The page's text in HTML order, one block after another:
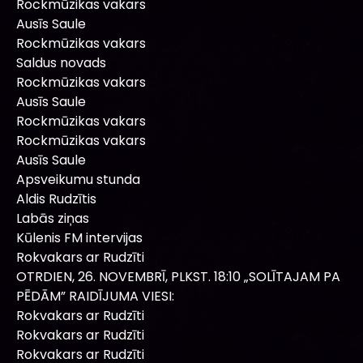
Rockmūzikas vakars
Ausīs Saule
Rockmūzikas vakars
Saldus novads
Rockmūzikas vakars
Ausīs Saule
Rockmūzikas vakars
Rockmūzikas vakars
Ausīs Saule
Apsveikumu stunda
Aldis Rudzītis
Labās ziņas
Kūlenis FM intervijas
Rokvakars ar Rudzīti
OTRDIEN, 26. NOVEMBRĪ, PLKST. 18:10 „SOLĪTAJAM PA
PĒDĀM” RAIDĪJUMA VIESI:
Rokvakars ar Rudzīti
Rokvakars ar Rudzīti
Rokvakars ar Rudzīti